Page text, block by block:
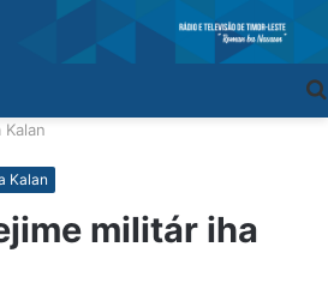
Kalan
Kalan
militár iha